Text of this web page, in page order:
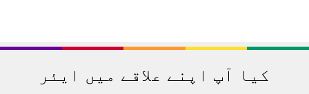
کیا آپ اپنے علاقے میں ایئر